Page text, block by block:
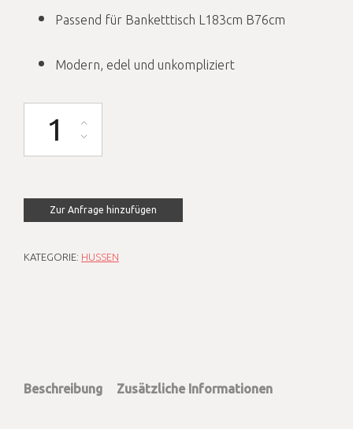
Passend für Banketttisch L183cm B76cm
Modern, edel und unkompliziert
Zur Anfrage hinzufügen
KATEGORIE: HUSSEN
Beschreibung Zusätzliche Informationen